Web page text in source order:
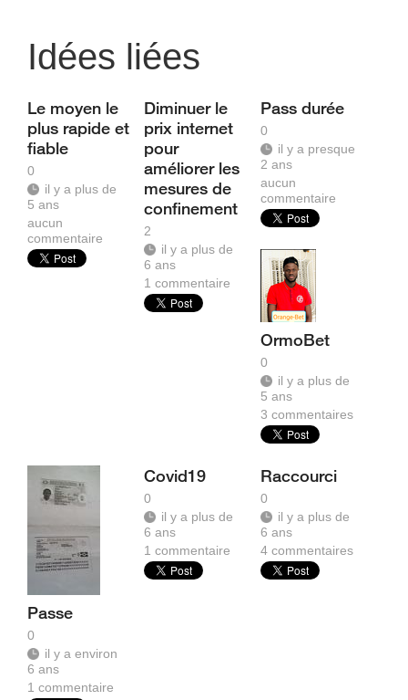
Idées liées
Le moyen le
plus rapide et
fiable
0
il y a plus de
5 ans
aucun
commentaire
Diminuer le
prix internet
pour
améliorer les
mesures de
confinement
2
il y a plus de
6 ans
1commentaire
Pass durée
0
il y a presque
2 ans
aucun
commentaire
OrmoBet
0
il y a plus de
5 ans
3commentaires
Passe
0
il y a environ
6 ans
1 commentaire
Covid19
0
il y a plus de
6 ans
1commentaire
Raccourci
0
il y a plus de
6 ans
4commentaires